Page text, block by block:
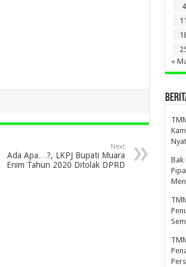
Next
Ada Apa…?, LKPJ Bupati Muara
Enim Tahun 2020 Ditolak DPRD
4
«
Bak